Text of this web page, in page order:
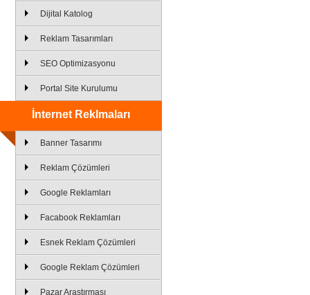
Dijital Katolog
Reklam Tasarımları
SEO Optimizasyonu
Portal Site Kurulumu
İnternet Reklmaları
Banner Tasarımı
Reklam Çözümleri
Google Reklamları
Facabook Reklamları
Esnek Reklam Çözümleri
Google Reklam Çözümleri
Pazar Araştırması